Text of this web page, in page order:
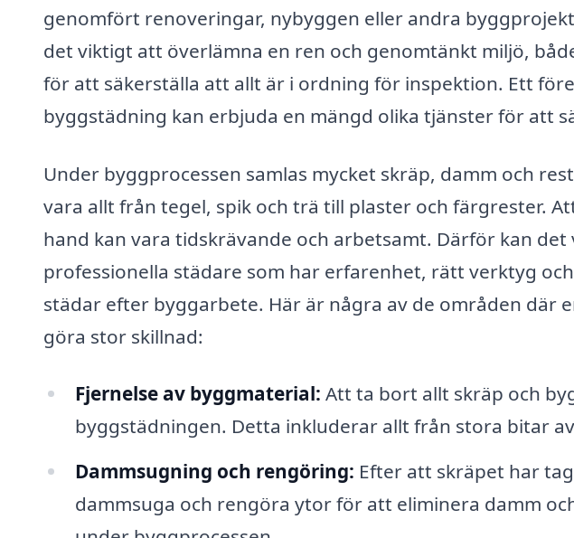
genomfört renoveringar, nybyggen eller andra
det viktigt att överlämna en ren och genomtänkt miljö,
för att säkerställa att allt är i ordning för inspektion. Ett
byggstädning kan erbjuda en mängd olika tjänster för att
Under byggprocessen samlas mycket skräp, damm och
vara allt från tegel, spik och trä till plaster och färgrester.
hand kan vara tidskrävande och arbetsamt. Därför kan
professionella städare som har erfarenhet, rätt verktyg
städar efter byggarbete. Här är några av de områden där
göra stor skillnad:
Fjernelse av byggmaterial: Att ta bort allt skräp och
byggstädningen. Detta inkluderar allt från stora bitar
Dammsugning och rengöring: Efter att skräpet har
dammsuga och rengöra ytor för att eliminera damm